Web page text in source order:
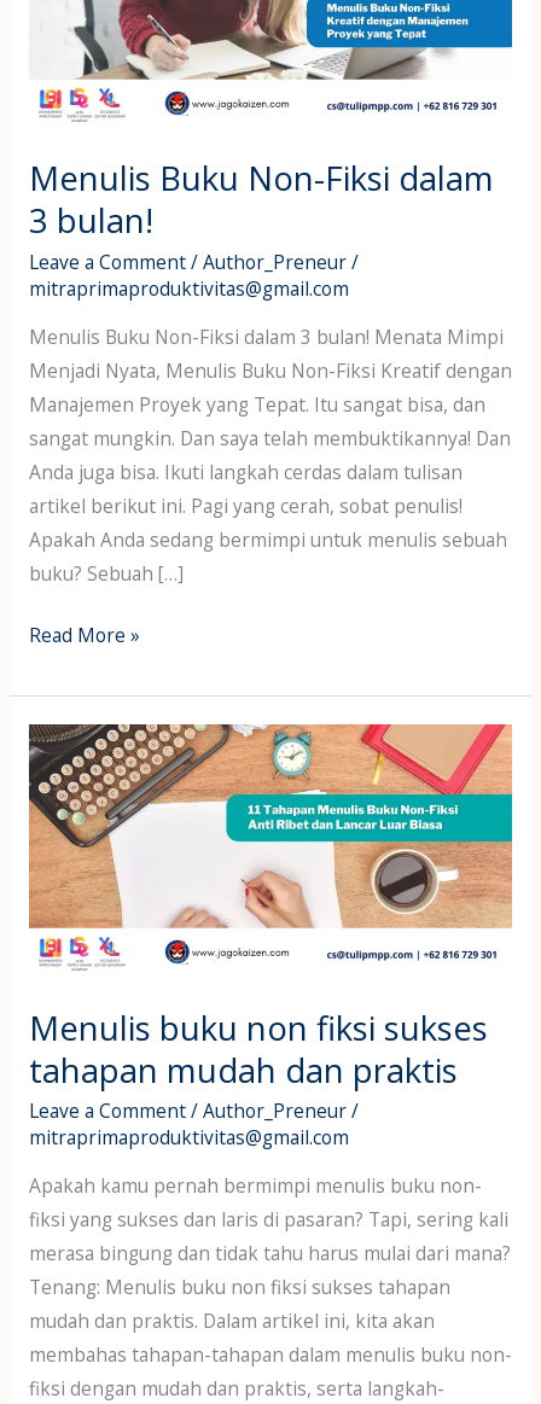
Menulis Buku Non-Fiksi dalam
3 bulan!
Leave a Comment/Author_Preneur/
mitraprimaproduktivitas@gmail.com
Menulis Buku Non-Fiksi dalam 3 bulan! Menata Mimpi
Menjadi Nyata, Menulis Buku Non-Fiksi Kreatif dengan
Manajemen Proyek yang Tepat. Itu sangat bisa, dan
sangat mungkin. Dan saya telah membuktikannya! Dan
Anda juga bisa. Ikuti langkah cerdas dalam tulisan
artikel berikut ini. Pagi yang cerah, sobat penulis!
Apakah Anda sedang bermimpi untuk menulis sebuah
buku? Sebuah […]
dalam
bulan!
Read More »
Menulis buku non fiksi sukses
tahapan mudah dan praktis
Leave a Comment/Author_Preneur/
mitraprimaproduktivitas@gmail.com
Apakah kamu pernah bermimpi menulis buku non-
fiksi yang sukses dan laris di pasaran? Tapi, sering kali
merasa bingung dan tidak tahu harus mulai dari mana?
Tenang: Menulis buku non fiksi sukses tahapan
mudah dan praktis. Dalam artikel ini, kita akan
membahas tahapan-tahapan dalam menulis buku non-
fiksi dengan mudah dan praktis, serta langkah-
Menulis
buku
non
fiksi
sukses
tahapan
mudah
praktis